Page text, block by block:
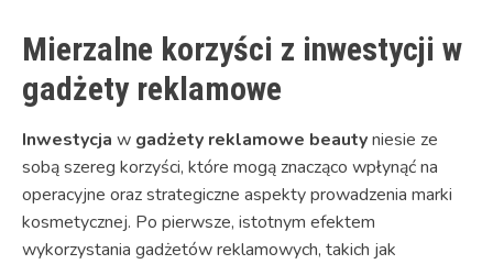
Mierzalne korzyści z inwestycji w
gadżety reklamowe
Inwestycja w gadżety reklamowe beautyniesie ze
sobą szereg korzyści, które mogą znacząco wpłynąć na
operacyjne oraz strategiczne aspekty prowadzenia marki
kosmetycznej. Po pierwsze, istotnym efektem
wykorzystania gadżetów reklamowych, takich jak